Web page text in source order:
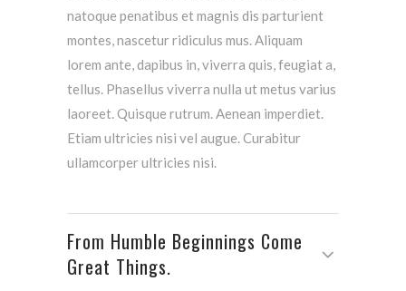
natoque penatibus et magnis dis parturient
montes, nascetur ridiculus mus. Aliquam
lorem ante, dapibus in, viverra quis, feugiat a,
tellus. Phasellus viverra nulla ut metus varius
laoreet. Quisque rutrum. Aenean imperdiet.
Etiam ultricies nisi vel augue. Curabitur
ullamcorper ultricies nisi.
From Humble Beginnings Come
Great Things.